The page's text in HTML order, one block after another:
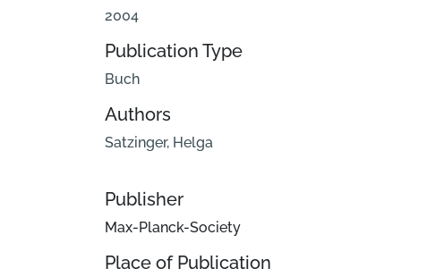
2004
Publication Type
Buch
Authors
Satzinger, Helga
Publisher
Max-Planck-Society
Place of Publication